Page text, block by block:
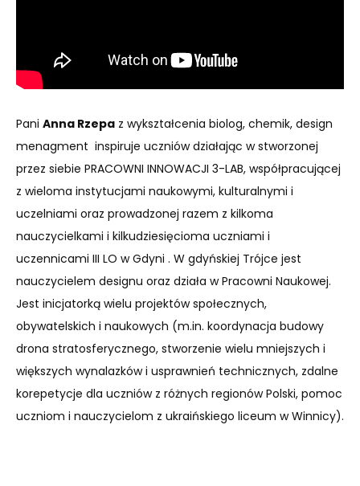
Pani Anna Rzepa z wykształcenia biolog, chemik, design
menagment inspiruje uczniów działając w stworzonej
przez siebie PRACOWNI INNOWACJI 3-LAB, współpracującej
z wieloma instytucjami naukowymi, kulturalnymi i
uczelniami oraz prowadzonej razem z kilkoma
nauczycielkami i kilkudziesięcioma uczniami i
uczennicami III LO w Gdyni . W gdyńskiej Trójce jest
nauczycielem designu oraz działa w Pracowni Naukowej.
Jest inicjatorką wielu projektów społecznych,
obywatelskich i naukowych (m.in. koordynacja budowy
drona stratosferycznego, stworzenie wielu mniejszych i
większych wynalazków i usprawnień technicznych, zdalne
korepetycje dla uczniów z różnych regionów Polski, pomoc
uczniom i nauczycielom z ukraińskiego liceum w Winnicy).